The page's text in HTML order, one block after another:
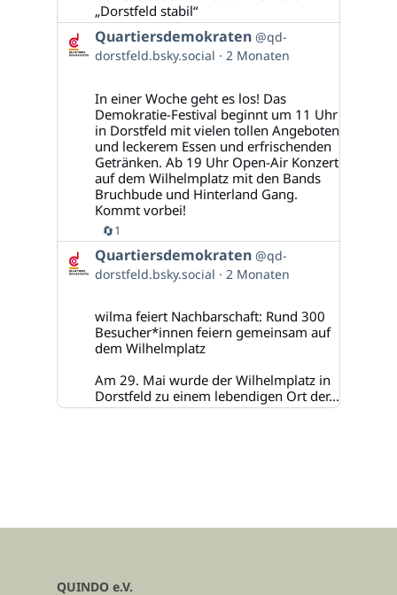
„Dorstfeld stabil“
Beitrag
von
Quartiersdemokraten
Bluesky
ansehen
Quartiersdemokraten @qd-
dorstfeld.bsky.social
2 Monaten
In einer Woche geht es los! Das
Demokratie-Festival beginnt um 11 Uhr
in Dorstfeld mit vielen tollen Angeboten
und leckerem Essen und erfrischenden
Getränken. Ab 19 Uhr Open-Air Konzert
auf dem Wilhelmplatz mit den Bands
Bruchbude und Hinterland Gang.
Kommt vorbei!
🔄1
Beitrag
von
Quartiersdemokraten
Bluesky
ansehen
Quartiersdemokraten @qd-
dorstfeld.bsky.social
2 Monaten
wilma feiert Nachbarschaft: Rund 300
Besucher*innen feiern gemeinsam auf
dem Wilhelmplatz
Am 29. Mai wurde der Wilhelmplatz in
Dorstfeld zu einem lebendigen Ort der...
QUINDO e.V.